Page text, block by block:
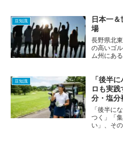
豆知識
日本一
場
長野県北
の高いゴ
ム州にあ
豆知識
「後半
ロも実
分・塩分
「後半に
つく」「
い」、そ